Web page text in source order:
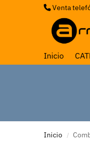
Venta
Inicio
Inicio /